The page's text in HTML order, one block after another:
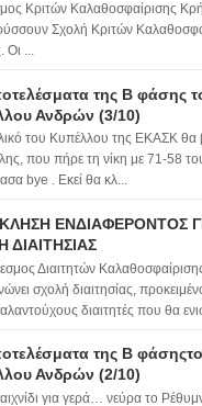
Κριτών Καλαθοσφαίρισης
Σχολή Κριτών
Οι ...
της Β φάσης
Ανδρών (3/10)
του Κυπέλλου της ΕΚΑΣΚ θα
που πήρε τη νίκη με 71-58
bye . Εκεί θα κλ...
ΕΝΔΙΑΦΕΡΟΝΤΟΣ
ΔΙΑΙΤΗΣΙΑΣ
Διαιτητών
σχολή διαιτησίας,
διαιτητές που θα
της Β
Ανδρών (2/10)
για γερά… νεύρα το